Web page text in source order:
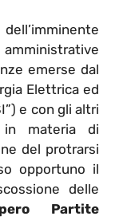
emerse dal
Elettrica ed
e con gli altri
in materia di
del protrarsi
opportuno il
delle
Partite